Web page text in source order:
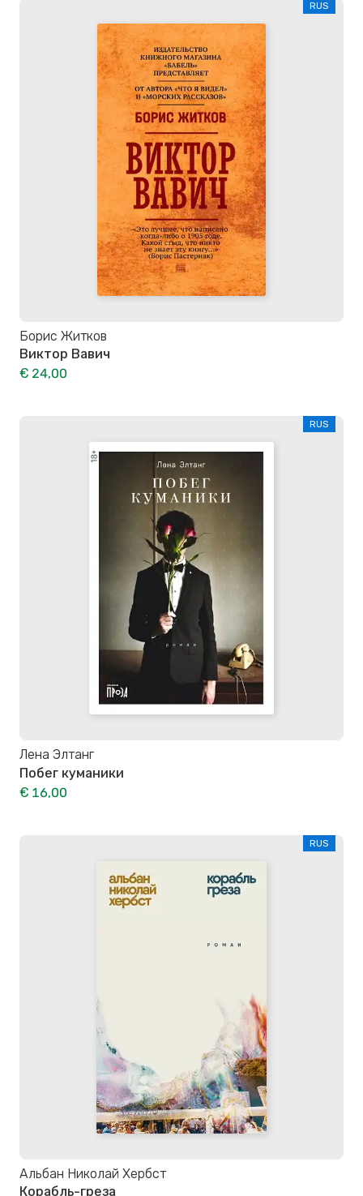
RUS
Борис Житков
Виктор Вавич
€ 24,00
RUS
Лена Элтанг
Побег куманики
€ 16,00
RUS
Альбан Николай Хербст
Корабль-греза